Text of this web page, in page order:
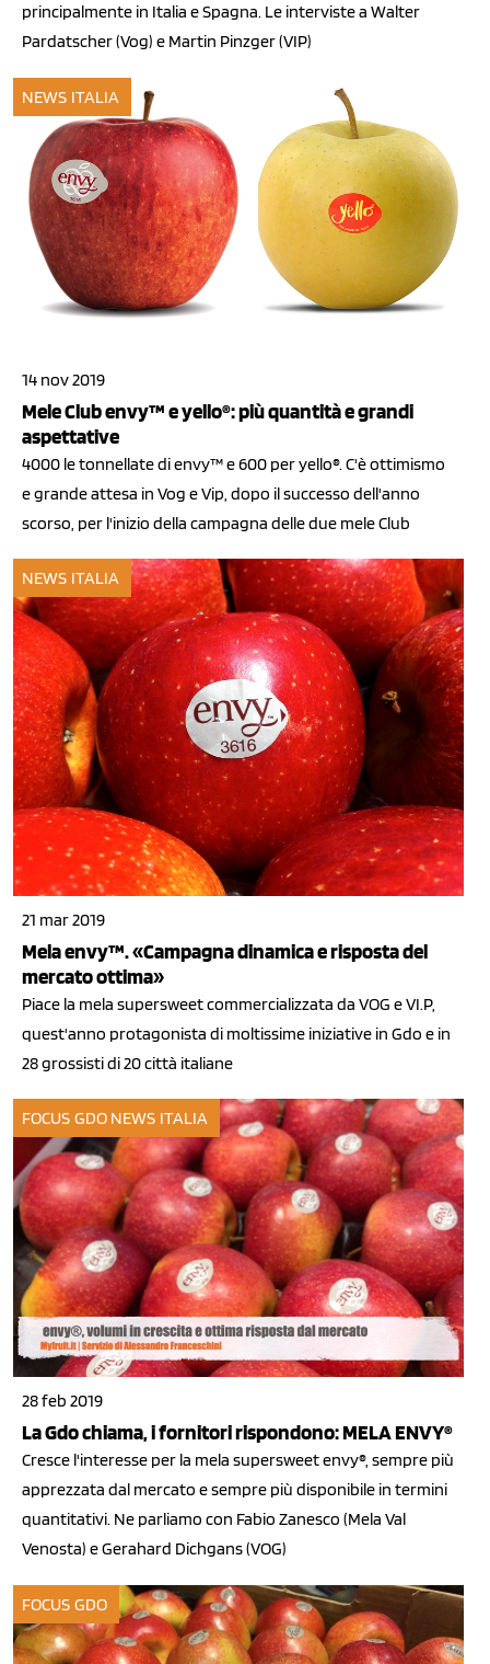
principalmente in Italia e Spagna. Le interviste a Walter
Pardatscher (Vog) e Martin Pinzger (VIP)
NEWS ITALIA
14 nov 2019
Mele Club envy™ e yello®: più quantità e grandi
aspettative
4000 le tonnellate di envy™ e 600 per yello®. C'è ottimismo
e grande attesa in Vog e Vip, dopo il successo dell'anno
scorso, per l'inizio della campagna delle due mele Club
NEWS ITALIA
21 mar 2019
Mela envy™. «Campagna dinamica e risposta del
mercato ottima»
Piace la mela supersweet commercializzata da VOG e VI.P,
quest'anno protagonista di moltissime iniziative in Gdo e in
28 grossisti di 20 città italiane
FOCUS GDO NEWS ITALIA
28 feb 2019
La Gdo chiama, i fornitori rispondono: MELA ENVY®
Cresce l'interesse per la mela supersweet envy®, sempre più
apprezzata dal mercato e sempre più disponibile in termini
quantitativi. Ne parliamo con Fabio Zanesco (Mela Val
Venosta) e Gerahard Dichgans (VOG)
FOCUS GDO